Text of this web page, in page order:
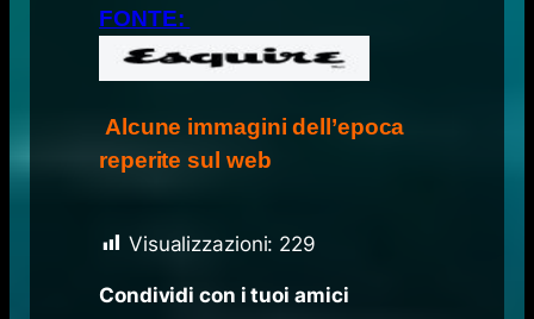
FONTE:
Alcune immagini dell’epoca
reperite sul web
Visualizzazioni: 229
Condividi con i tuoi amici